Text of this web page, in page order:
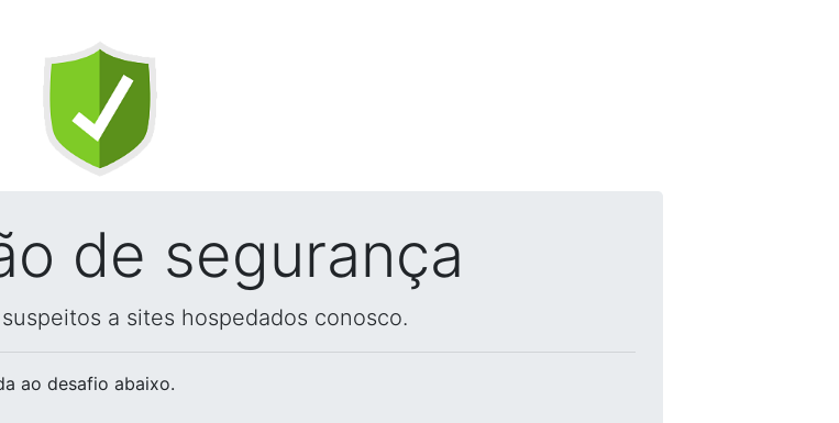
de segurança
a sites hospedados conosco.
ao desafio abaixo.